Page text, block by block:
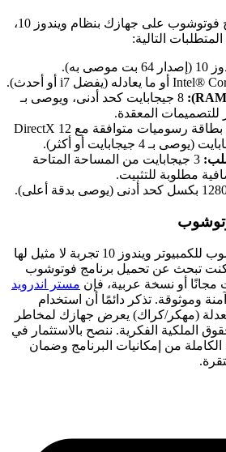
لضمان أفضل أداء لبرنامج فوتوشوب على جهازك بنظام ويندوز 10،
التالية:
موصى به).
8 جيجابايت كحد أدنى، ويوصى بـ
بطاقة رسوميات متوافقة مع DirectX 12
3 جيجابايت من المساحة المتاحة
مطلوبة للتثبيت.
يوفر تحميل برنامج فوتوشوب للكمبيوتر ويندوز 10 تجربة لا مثيل لها
تبحث عن تحميل برنامج فوتوشوب
مستر اندرويد
وموثوقة. تذكر دائمًا أن استخدام
(مهكر/كراك) يعرض جهازك لمخاطر
الملكية الفكرية. ننصح بالاستثمار في
الكاملة من إمكانيات البرنامج وضمان